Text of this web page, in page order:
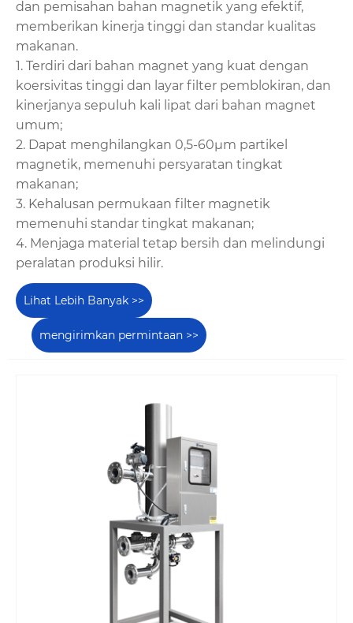
dan pemisahan bahan magnetik yang efektif,
memberikan kinerja tinggi dan standar kualitas
makanan.
1. Terdiri dari bahan magnet yang kuat dengan
koersivitas tinggi dan layar filter pemblokiran, dan
kinerjanya sepuluh kali lipat dari bahan magnet
umum;
2. Dapat menghilangkan 0,5-60μm partikel
magnetik, memenuhi persyaratan tingkat
makanan;
3. Kehalusan permukaan filter magnetik
memenuhi standar tingkat makanan;
4. Menjaga material tetap bersih dan melindungi
peralatan produksi hilir.
Lihat Lebih Banyak >>
mengirimkan permintaan >>